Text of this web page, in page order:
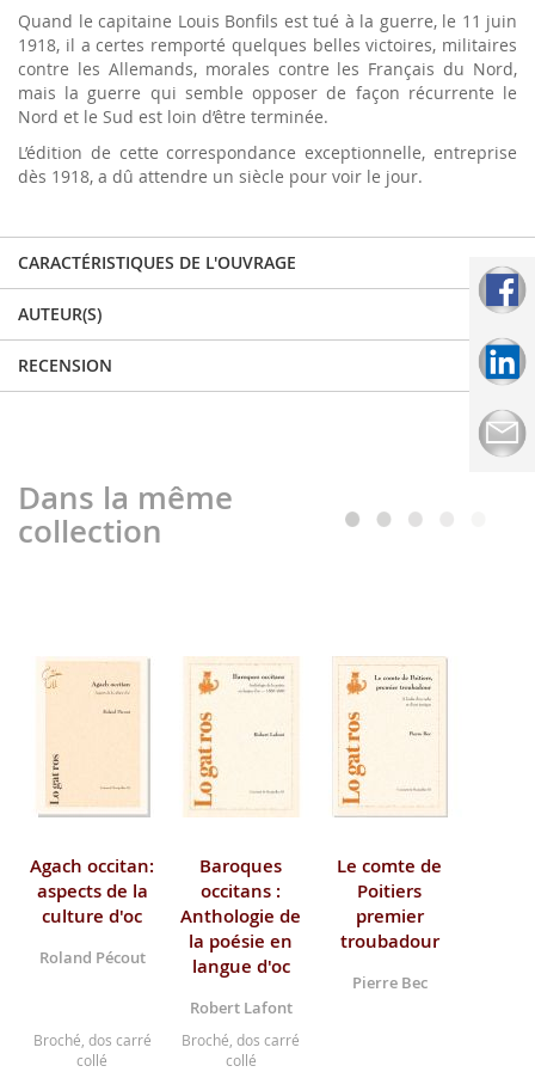
Quand le capitaine Louis Bonfils est tué à la guerre, le 11 juin
1918, il a certes remporté quelques belles victoires, militaires
contre les Allemands, morales contre les Français du Nord,
mais la guerre qui semble opposer de façon récurrente le
Nord et le Sud est loin d’être terminée.
L’édition de cette correspondance exceptionnelle, entreprise
dès 1918, a dû attendre un siècle pour voir le jour.
CARACTÉRISTIQUES DE L'OUVRAGE
AUTEUR(S)
RECENSION
Dans la même
collection
Agach occitan:
aspects de la
culture d'oc
Roland Pécout
Broché, dos carré
collé
Baroques
occitans :
Anthologie de
la poésie en
langue d'oc
Robert Lafont
Broché, dos carré
collé
Le comte de
Poitiers
premier
troubadour
Pierre Bec